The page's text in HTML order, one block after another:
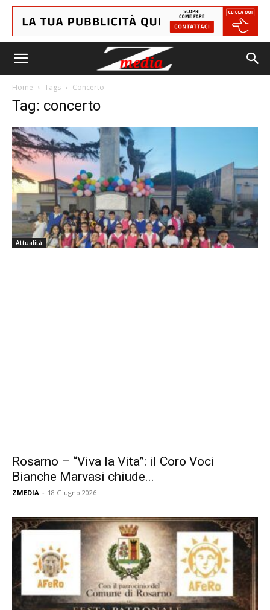
Home Tags Concerto
Tag: concerto
Attualità
Rosarno – “Viva la Vita”: il Coro Voci
Bianche Marvasi chiude...
ZMEDIA - 18 Giugno 2026